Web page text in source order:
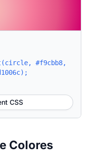
#f9cbb8,
CSS
Colores